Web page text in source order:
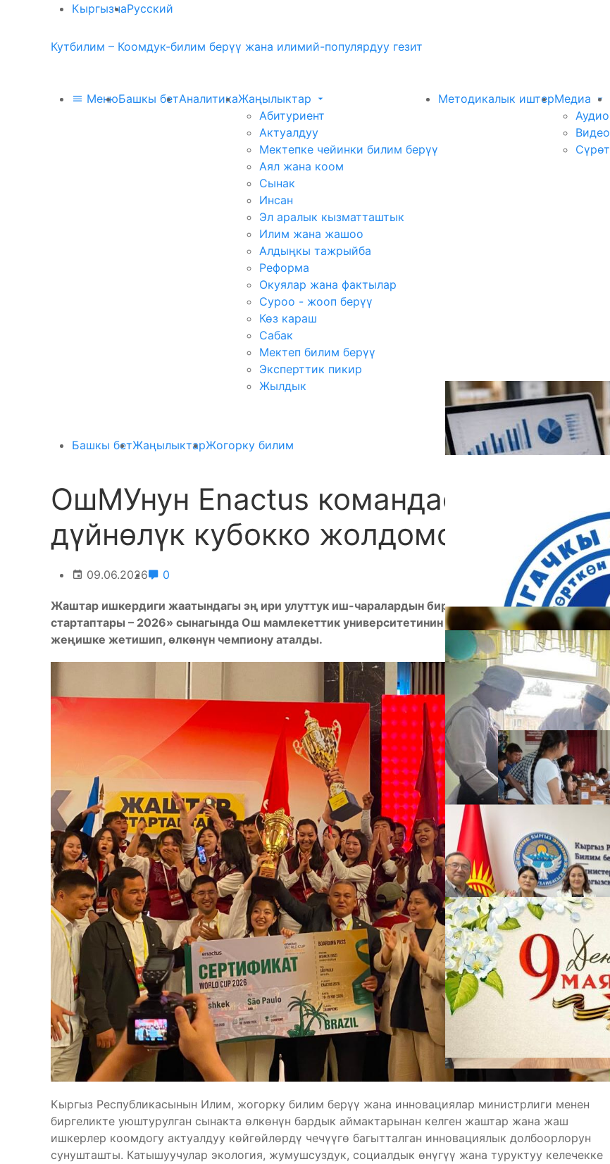
КыргызчаРусский
Кутбилим – Коомдук-билим берүү жана илимий-популярдуу гезит
МенюБашкы бетАналитикаЖаңылыктар
Абитуриент
Актуалдуу
Мектепке чейинки билим берүү
Аял жана коом
Сынак
Инсан
Эл аралык кызматташтык
Илим жана жашоо
Алдыңкы тажрыйба
Реформа
Окуялар жана фактылар
Суроо - жооп берүү
Көз караш
Сабак
Мектеп билим берүү
Эксперттик пикир
Жылдык
Методикалык иштерМедиа
Аудио
Видео
Сүрөт
Башкы бетЖаңылыктарЖогорку билим
ОшМУнун Enactus командасы
дүйнөлүк кубокко жолдомо алды
09.06.2026 0
Жаштар ишкердиги жаатындагы эң ири улуттук иш-чаралардын бири болгон «Expo жаштар
стартаптары – 2026» сынагында Ош мамлекеттик университетинин Enactus OshSU командасы
жеңишке жетишип, өлкөнүн чемпиону аталды.
Кыргыз Республикасынын Илим, жогорку билим берүү жана инновациялар министрлиги менен
биргеликте уюштурулган сынакта өлкөнүн бардык аймактарынан келген жаштар жана жаш
ишкерлер коомдогу актуалдуу көйгөйлөрдү чечүүгө багытталган инновациялык долбоорлорун
сунушташты. Катышуучулар экология, жумушсуздук, социалдык өнүгүү жана туруктуу келечекке